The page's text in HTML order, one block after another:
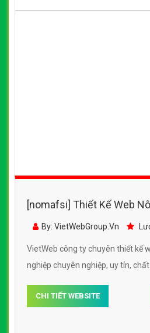
[nomafsi] Thiết Kế Web
Đồng Tiền đẹp SEO
By: VietWebGroup.Vn
VietWeb công ty chuyên thiết kế
nghiệp chuyên nghiệp, uy tín,
CHI TIẾT WEBSITE